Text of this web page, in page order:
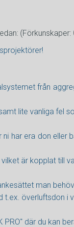
från
lite vanliga fel
har era don
är kopplat till
man
t.ex. överluftsdon i
där du kan